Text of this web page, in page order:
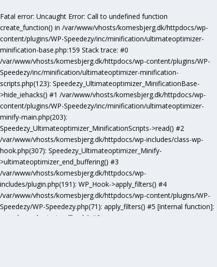
Fatal error: Uncaught Error: Call to undefined function
create_function() in /var/www/vhosts/komesbjerg.dk/httpdocs/wp-
content/plugins/WP-Speedezy/inc/minification/ultimateoptimizer-
minification-base.php:159 Stack trace: #0
/var/www/vhosts/komesbjerg.dk/httpdocs/wp-content/plugins/WP-
Speedezy/inc/minification/ultimateoptimizer-minification-
scripts.php(123): Speedezy_Ultimateoptimizer_MinificationBase-
>hide_iehacks() #1 /var/www/vhosts/komesbjerg.dk/httpdocs/wp-
content/plugins/WP-Speedezy/inc/minification/ultimateoptimizer-
minify-main.php(203):
Speedezy_Ultimateoptimizer_MinificationScripts->read() #2
/var/www/vhosts/komesbjerg.dk/httpdocs/wp-includes/class-wp-
hook.php(307): Speedezy_Ultimateoptimizer_Minify-
>ultimateoptimizer_end_buffering() #3
/var/www/vhosts/komesbjerg.dk/httpdocs/wp-
includes/plugin.php(191): WP_Hook->apply_filters() #4
/var/www/vhosts/komesbjerg.dk/httpdocs/wp-content/plugins/WP-
Speedezy/WP-Speedezy.php(71): apply_filters() #5 [internal function]:
speedezy_ob_start_callback() #6